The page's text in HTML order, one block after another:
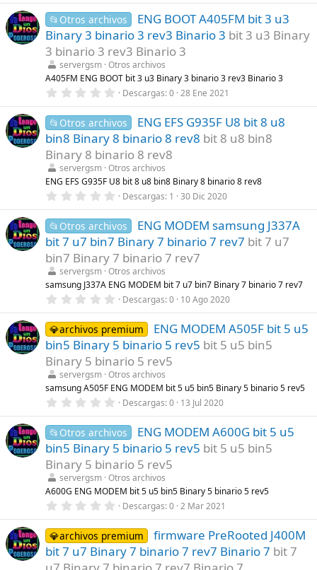
0
0
e
s
t
r
e
l
a
(
s
)
📂Otros archivos
ENG BOOT A405FM bit 3 u3
Binary 3 binario 3 rev3 Binario 3 bit 3 u3 Binary
3 binario 3 rev3 Binario 3
servergsm Otros archivos
A405FM ENG BOOT bit 3 u3 Binary 3 binario 3 rev3 Binario 3
0
0
0
e
s
t
r
e
l
a
(
s
)
Descargas 0 28 Ene 2021
📂Otros archivos
ENG EFS G935F U8 bit 8 u8
bin8 Binary 8 binario 8 rev8 bit 8 u8 bin8
Binary 8 binario 8 rev8
servergsm Otros archivos
ENG EFS G935F U8 bit 8 u8 bin8 Binary 8 binario 8 rev8
0
0
0
e
s
t
r
e
l
a
(
s
)
Descargas 1 30 Dic 2020
📂Otros archivos
ENG MODEM samsung J337A
bit 7 u7 bin7 Binary 7 binario 7 rev7 bit 7 u7
bin7 Binary 7 binario 7 rev7
servergsm Otros archivos
samsung J337A ENG MODEM bit 7 u7 bin7 Binary 7 binario 7 rev7
0
0
0
e
s
t
r
e
l
a
(
s
)
Descargas 0 10 Ago 2020
💎archivos premium
ENG MODEM A505F bit 5 u5
bin5 Binary 5 binario 5 rev5 bit 5 u5 bin5
Binary 5 binario 5 rev5
servergsm Otros archivos
samsung A505F ENG MODEM bit 5 u5 bin5 Binary 5 binario 5 rev5
0
0
0
e
s
t
r
e
l
a
(
s
)
Descargas 0 13 Jul 2020
📂Otros archivos
ENG MODEM A600G bit 5 u5
bin5 Binary 5 binario 5 rev5 bit 5 u5 bin5
Binary 5 binario 5 rev5
servergsm Otros archivos
A600G ENG MODEM bit 5 u5 bin5 Binary 5 binario 5 rev5
0
0
0
e
s
t
Descargas 0 2 Mar 2021
💎archivos premium
firmware PreRooted J400M
bit 7 u7 Binary 7 binario 7 rev7 Binario 7 bit 7